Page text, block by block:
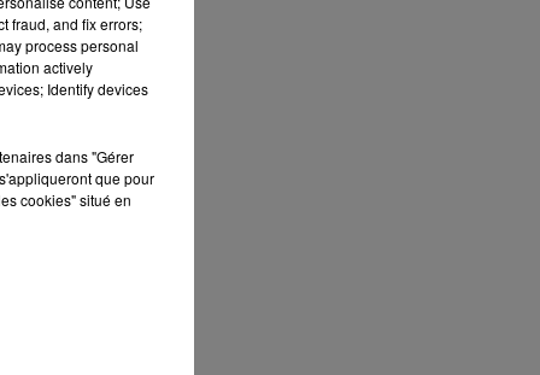
fraud, and fix errors;
process personal
actively
Identify devices
dans "Gérer
que pour
cookies" situé en